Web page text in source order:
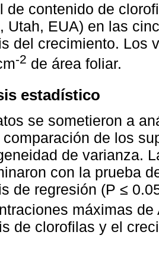
de contenido de
Utah, EUA) en las
del crecimiento. Los
-2 de área foliar.
estadístico
se sometieron a
comparación de los
de varianza.
con la prueba
de regresión (P ≤
máximas de
de clorofilas y el